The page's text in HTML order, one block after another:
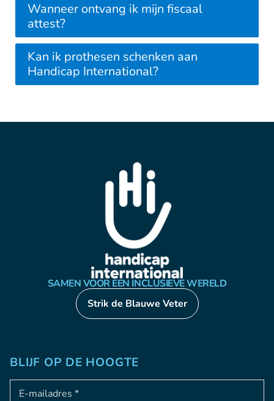
Wanneer ontvang ik mijn fiscaal
attest?
Kan ik prothesen schenken aan
Handicap International?
SAMEN VOOR EEN INCLUSIEVE WERELD
Strik de Blauwe Veter
BLIJF OP DE HOOGTE
Adresse e-mail